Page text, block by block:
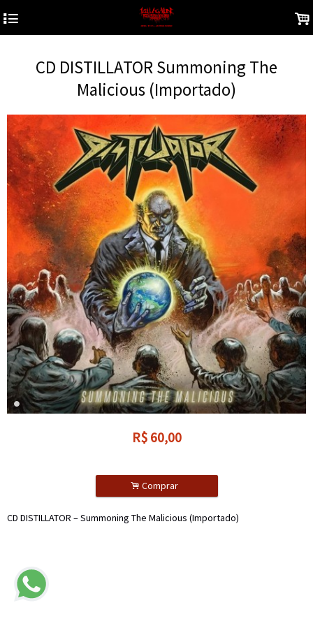
4 .
CD DISTILLATOR Summoning The
Malicious (Importado)
R$ 60,00
. Comprar
CD DISTILLATOR – Summoning The Malicious (Importado)